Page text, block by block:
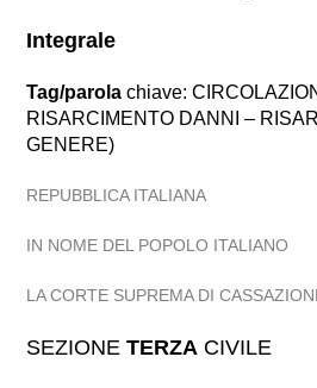
Integrale
Tag/parola chiave:
RISARCIMENTO DANNI –
GENERE)
REPUBBLICA ITALIANA
IN NOME DEL POPOLO ITALIANO
LA CORTE SUPREMA DI
SEZIONETERZA CIVILE